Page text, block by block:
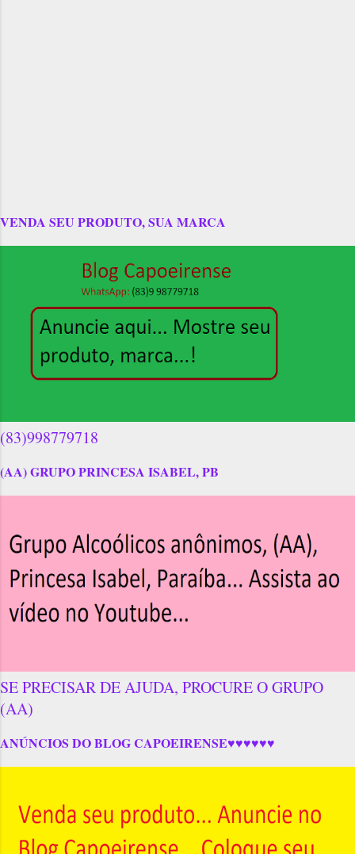
VENDA SEU PRODUTO, SUA MARCA
(83)998779718
(AA) GRUPO PRINCESA ISABEL, PB
SE PRECISAR DE AJUDA, PROCURE O GRUPO
(AA)
ANÚNCIOS DO BLOG CAPOEIRENSE♥♥♥♥♥♥